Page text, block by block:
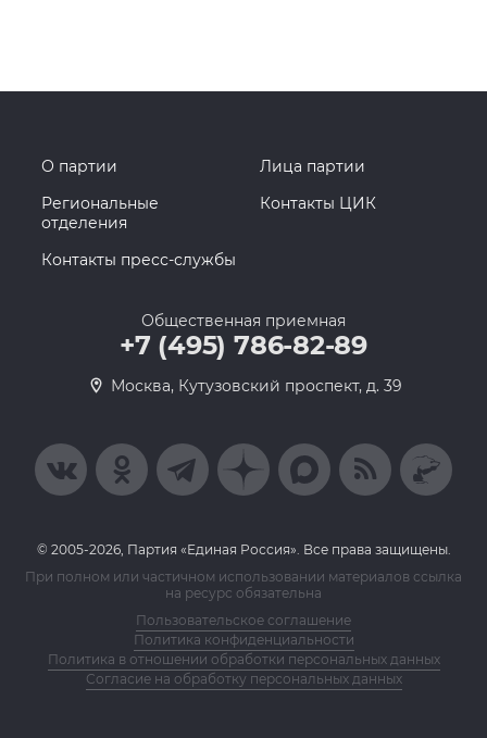
О партии
Лица партии
Региональные
отделения
Контакты ЦИК
Контакты пресс-службы
Общественная приемная
+7 (495) 786-82-89
Москва, Кутузовский проспект, д. 39
© 2005-2026, Партия «Единая Россия». Все права защищены.
При полном или частичном использовании материалов ссылка
на ресурс обязательна
Пользовательское соглашение
Политика конфиденциальности
Политика в отношении обработки персональных данных
Согласие на обработку персональных данных